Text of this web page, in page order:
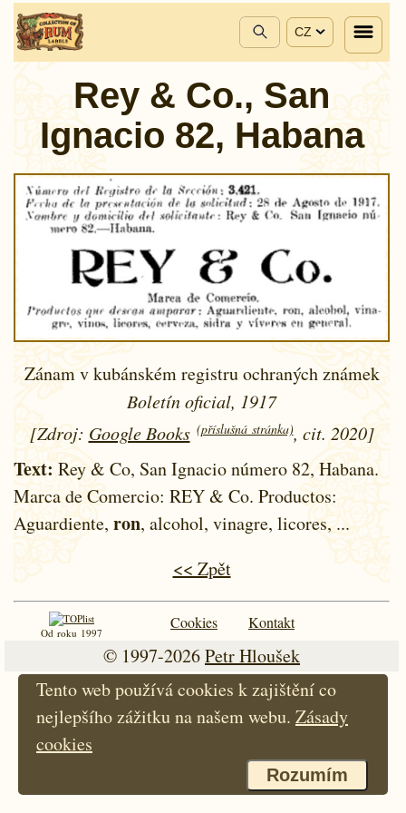
CZ
Rey & Co., San
Ignacio 82, Habana
Zánam v kubánském registru ochraných známek
Boletín oficial, 1917
[Zdroj: Google Books (příslušná stránka), cit. 2020]
Text: Rey & Co, San Ignacio número 82, Habana.
Marca de Comercio: REY & Co. Productos:
Aguardiente, ron, alcohol, vinagre, licores, ...
<< Zpět
Od roku 1997
Cookies Kontakt
© 1997-2026Petr Hloušek
Tento web používá cookies k zajištění co
nejlepšího zážitku na našem webu. Zásady
cookies
Rozumím